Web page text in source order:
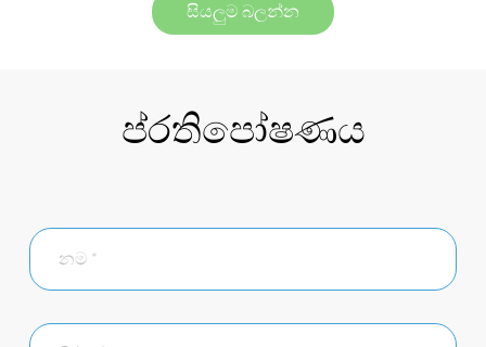
සියලුම බලන්න
ප්රතිපෝෂණය